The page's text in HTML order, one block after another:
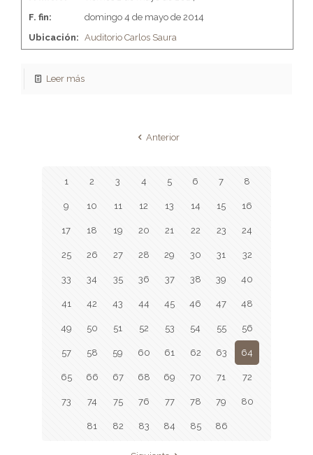
F. fin:
domingo 4 de mayo de 2014
Ubicación: Auditorio Carlos Saura
Leer más
Anterior
1 2 3 4 5 6 7 8
9 10 11 12 13 14 15 16
17 18 19 20 21 22 23 24
25 26 27 28 29 30 31 32
33 34 35 36 37 38 39 40
41 42 43 44 45 46 47 48
49 50 51 52 53 54 55 56
57 58 59 60 61 62 63 64
65 66 67 68 69 70 71 72
73 74 75 76 77 78 79 80
81 82 83 84 85 86